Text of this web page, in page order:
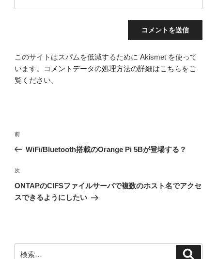
このサイトはスパムを低減するために Akismet を使って
います。
コメントデータの処理方法の詳細はこちらをご
覧ください。
投
ビ
ゲ
ー
前
の
稿
前
WiFi/Bluetooth搭載のOrange Pi 5Bが登場する？
次
の
投
次
ONTAPのCIFSファイルサーバで複数のホスト名でアクセ
スできるようにしたい